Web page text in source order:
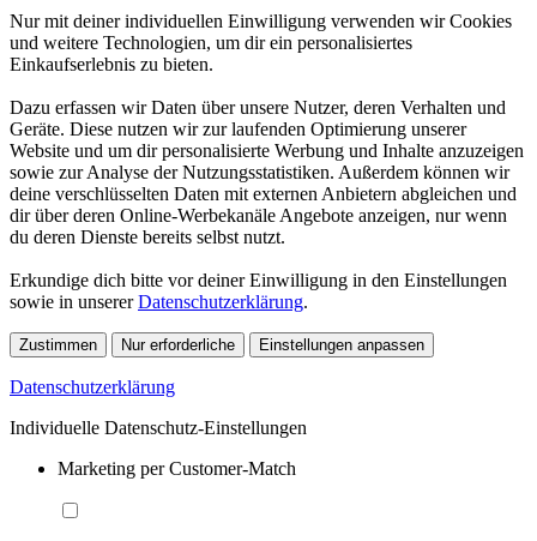
Nur mit deiner individuellen Einwilligung verwenden wir Cookies
und weitere Technologien, um dir ein personalisiertes
Einkaufserlebnis zu bieten.
Dazu erfassen wir Daten über unsere Nutzer, deren Verhalten und
Geräte. Diese nutzen wir zur laufenden Optimierung unserer
Website und um dir personalisierte Werbung und Inhalte anzuzeigen
sowie zur Analyse der Nutzungsstatistiken. Außerdem können wir
deine verschlüsselten Daten mit externen Anbietern abgleichen und
dir über deren Online-Werbekanäle Angebote anzeigen, nur wenn
du deren Dienste bereits selbst nutzt.
Erkundige dich bitte vor deiner Einwilligung in den Einstellungen
sowie in unsererDatenschutzerklärung.
Zustimmen Nur erforderliche Einstellungen anpassen
Datenschutzerklärung
Individuelle Datenschutz-Einstellungen
Marketing per Customer-Match